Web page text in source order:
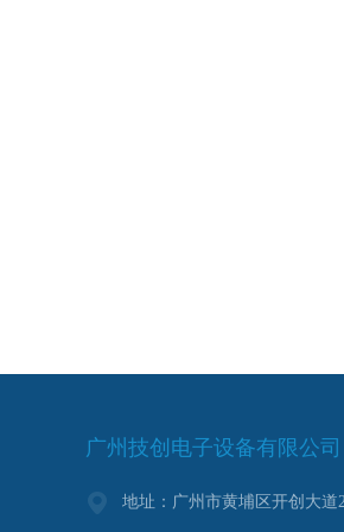
广州技创电子设备有限公司
地址：广州市黄埔区开创大道